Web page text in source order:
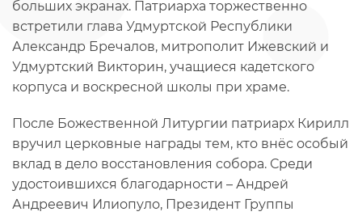
больших экранах. Патриарха торжественно
встретили глава Удмуртской Республики
Александр Бречалов, митрополит Ижевский и
Удмуртский Викторин, учащиеся кадетского
корпуса и воскресной школы при храме.
После Божественной Литургии патриарх Кирилл
вручил церковные награды тем, кто внёс особый
вклад в дело восстановления собора. Среди
удостоившихся благодарности – Андрей
Андреевич Илиопуло, Президент Группы